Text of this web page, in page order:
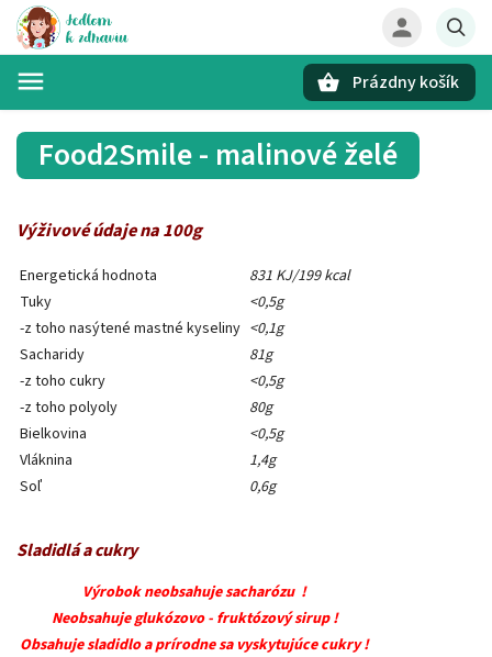
Prázdny košík
Food2Smile - malinové želé
Výživové údaje na 100g
Energetická hodnota
831 KJ/199 kcal
Tuky
<0,5g
-z toho nasýtené mastné kyseliny <0,1g
Sacharidy
81g
-z toho cukry
<0,5g
-z toho polyoly
80g
Bielkovina
<0,5g
Vláknina
1,4g
Soľ
0,6g
Sladidlá a cukry
Výrobok neobsahuje sacharózu !
Neobsahuje glukózovo - fruktózový sirup !
Obsahuje sladidlo a prírodne sa vyskytujúce cukry !